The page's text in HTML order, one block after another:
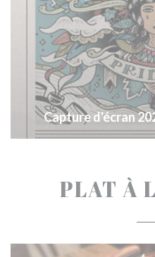
Capture d'écran
PLAT À